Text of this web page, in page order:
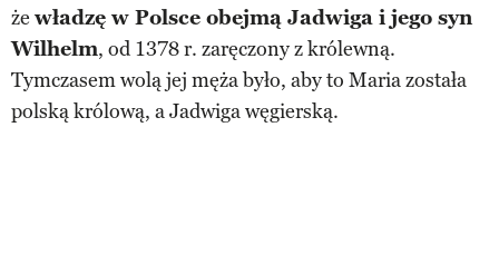
że władzę w Polsce obejmą Jadwiga i jego syn
Wilhelm, od 1378 r. zaręczony z królewną.
Tymczasem wolą jej męża było, aby to Maria została
polską królową, a Jadwiga węgierską.